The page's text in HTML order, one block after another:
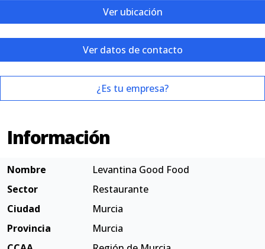
Ver ubicación
Ver datos de contacto
¿Es tu empresa?
Información
Nombre
Levantina Good Food
Sector
Restaurante
Ciudad
Murcia
Provincia
Murcia